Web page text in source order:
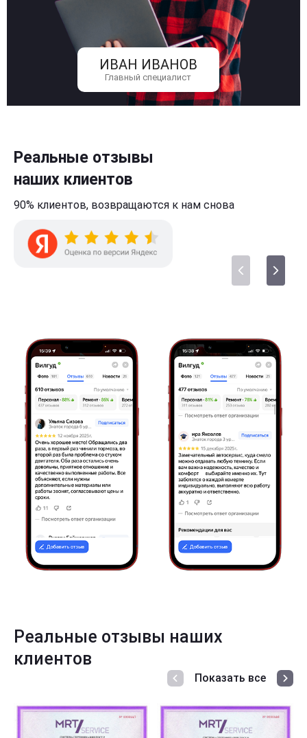
ИВАН ИВАНОВ
Главный специалист
Реальные отзывы
наших клиентов
90% клиентов, возвращаются к нам снова
Реальные отзывы наших
клиентов
Показать все